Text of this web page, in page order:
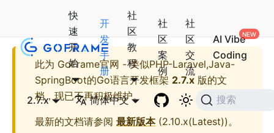
快
速
开
始
开
发
手
册
社
区
教
程
社
区
案
例
社
区
交
流
AI Vibe
Coding
2.7.x 简体中文 搜索
此为 GoFrame官网 - 类似PHP-Laravel,Java-
SpringBoot的Go语言开发框架 2.7.x 版的文
档，现已不再积极维护。
最新的文档请参阅 最新版本(2.10.x(Latest))。